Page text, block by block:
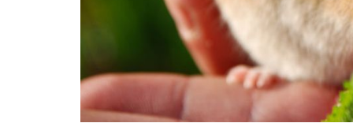
11.12.2023
Yılanların Yılan
Mekanizmaları
11.12.2023